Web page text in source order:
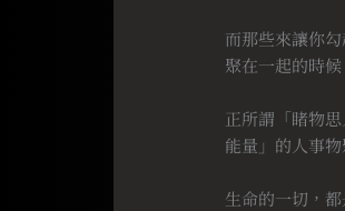
而那些來讓你
聚在一起的時
正所謂「睹物
能量」的人事
生命的一切，